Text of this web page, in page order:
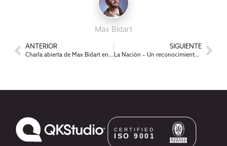
Max Bidart
ANTERIOR
Charla abierta de Max Bidart en Bellas Artes, conmemorando el día del diseñador
SIGUIENTE
La Nación – Un reconocimiento a los que más innovan